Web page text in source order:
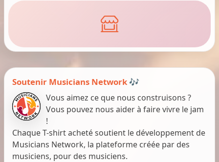
Soutenir Musicians Network 🎶
Vous aimez ce que nous construisons ?
Vous pouvez nous aider à faire vivre le jam
!
Chaque T-shirt acheté soutient le développement de
Musicians Network, la plateforme créée par des
musiciens, pour des musiciens.